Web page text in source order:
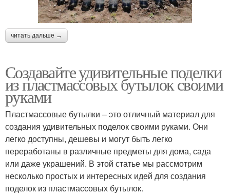
читать дальше →
Создавайте удивительные поделки
из пластмассовых бутылок своими
руками
Пластмассовые бутылки – это отличный материал для
создания удивительных поделок своими руками. Они
легко доступны, дешевы и могут быть легко
переработаны в различные предметы для дома, сада
или даже украшений. В этой статье мы рассмотрим
несколько простых и интересных идей для создания
поделок из пластмассовых бутылок.